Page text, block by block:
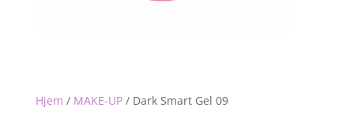
Hjem / MAKE-UP/ Dark Smart Gel 09